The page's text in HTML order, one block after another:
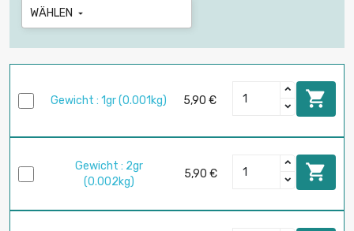
WÄHLEN 
Gewicht : 1gr (0.001kg) 5,90 € 
Gewicht : 2gr
(0.002kg)
5,90 € 